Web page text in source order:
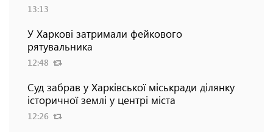
13:13
У Харкові затримали фейкового
рятувальника
12:48
Суд забрав у Харківської міськради ділянку
історичної землі у центрі міста
12:26